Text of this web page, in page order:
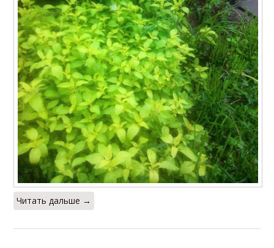
Читать дальше →